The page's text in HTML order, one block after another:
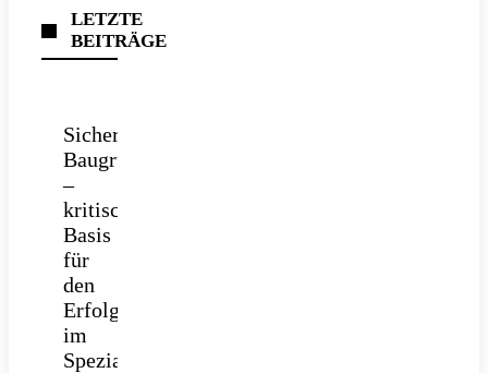
LETZTE
BEITRÄGE
Sichere
Baugrube
–
kritische
Basis
für
den
Erfolg
im
Spezialtiefbau